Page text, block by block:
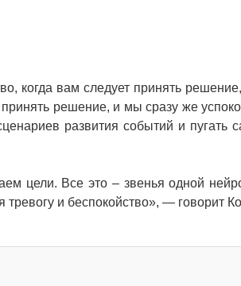
когда вам следует принять
решение, и мы сразу же
развития событий и пугать
цели. Все это – звенья одной
и беспокойство», — говорит